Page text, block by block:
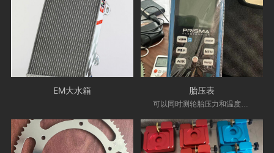
EM大水箱 胎压表
可以同时测轮胎压力和温度的胎压表，意大利原装进口